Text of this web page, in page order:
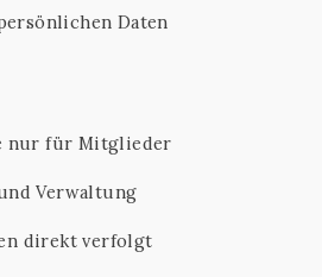
Daten
nur für Mitglieder
Verwaltung
direkt verfolgt